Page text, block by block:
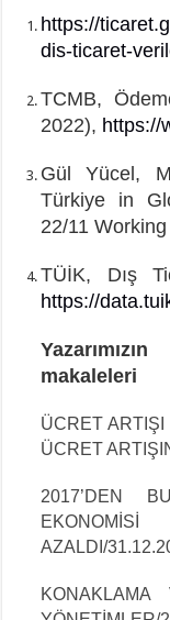
https://
dis-ticaret-
TCMB,
2022), https://
Gül Yücel,
Türkiye in
22/11
TÜİK, Dış
https://
makaleleri
ÜCRET
ÜCRET
2017’DEN
AZALDI/